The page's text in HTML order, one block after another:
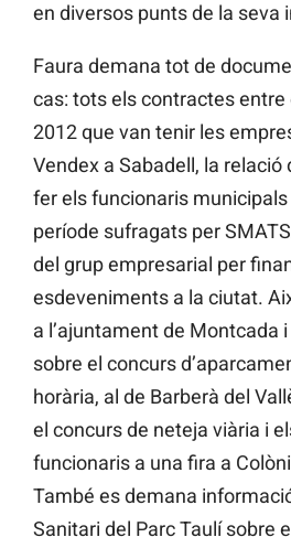
en diversos punts de la seva
Faura demana tot de
cas: tots els contractes entre
2012 que van tenir les
Vendex a Sabadell, la relació
fer els funcionaris
període sufragats per
del grup empresarial per
esdeveniments a la ciutat.
a l’ajuntament de Montcada
sobre el concurs
horària, al de Barberà del
el concurs de neteja viària i
funcionaris a una fira a
També es demana
Sanitari del Parc Taulí sobre